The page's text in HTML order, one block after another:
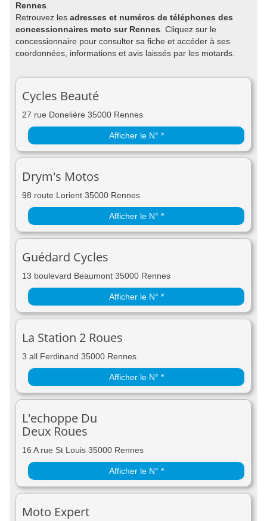
Rennes
Retrouvez les adresses et numéros de téléphones des
concessionnaires moto sur Rennes . Cliquez sur le
concessionnaire pour consulter sa fiche et accéder à ses
coordonnées, informations et avis laissés par les motards.
Cycles Beauté
27 rue Donelière 35000 Rennes
Afficher le N° *
Drym's Motos
98 route Lorient 35000 Rennes
Afficher le N° *
Guédard Cycles
13 boulevard Beaumont 35000 Rennes
Afficher le N° *
La Station 2 Roues
3 all Ferdinand 35000 Rennes
Afficher le N° *
L'echoppe Du
Deux Roues
16 A rue St Louis 35000 Rennes
Afficher le N° *
Moto Expert